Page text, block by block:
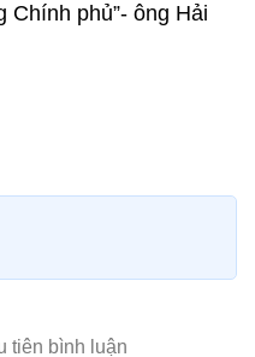
phủ”- ông Hải